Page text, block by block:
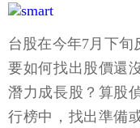
台股在今年7月下旬
要如何找出股價還
潛力成長股？算股
行榜中，找出準備